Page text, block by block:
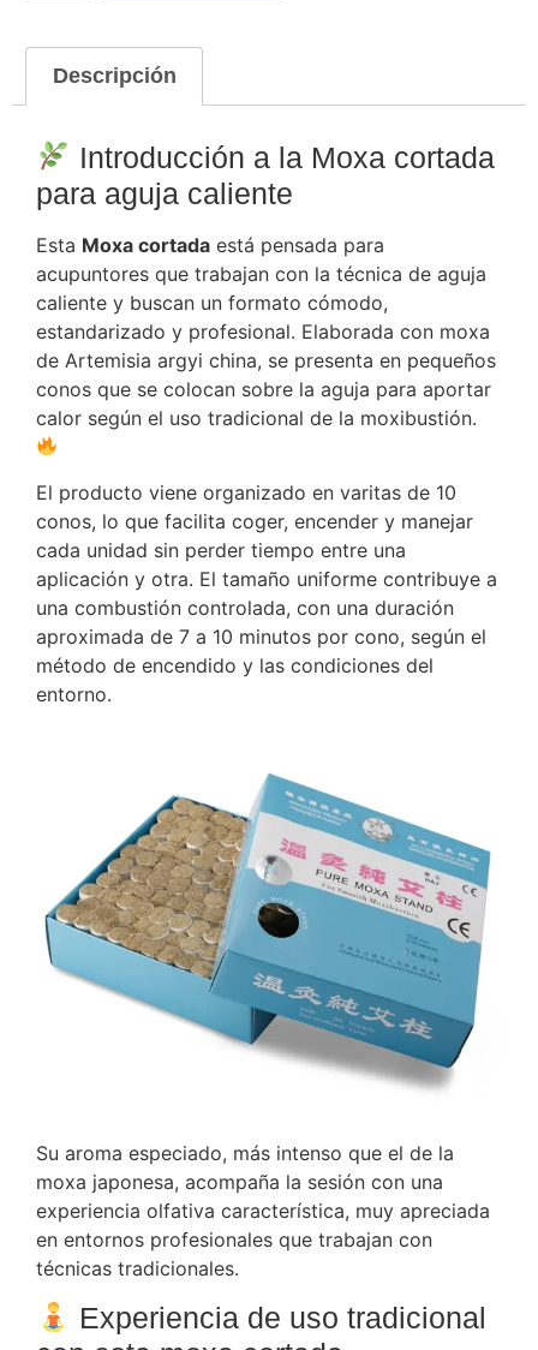
Descripción
Introducción a la Moxa cortada
para aguja caliente
Esta Moxa cortada está pensada para
acupuntores que trabajan con la técnica de aguja
caliente y buscan un formato cómodo,
estandarizado y profesional. Elaborada con moxa
de Artemisia argyi china, se presenta en pequeños
conos que se colocan sobre la aguja para aportar
calor según el uso tradicional de la moxibustión.
El producto viene organizado en varitas de 10
conos, lo que facilita coger, encender y manejar
cada unidad sin perder tiempo entre una
aplicación y otra. El tamaño uniforme contribuye a
una combustión controlada, con una duración
aproximada de 7 a 10 minutos por cono, según el
método de encendido y las condiciones del
entorno.
Su aroma especiado, más intenso que el de la
moxa japonesa, acompaña la sesión con una
experiencia olfativa característica, muy apreciada
en entornos profesionales que trabajan con
técnicas tradicionales.
Experiencia de uso tradicional